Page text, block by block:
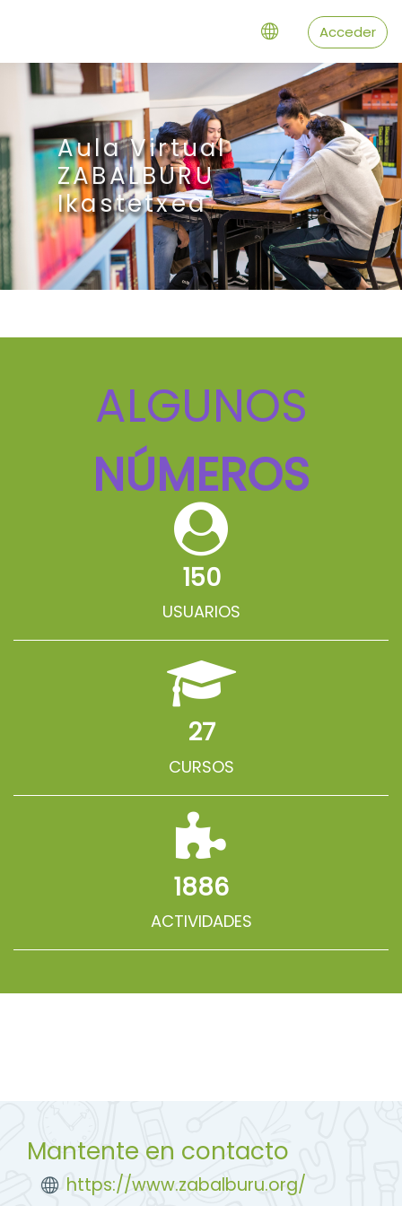
Acceder
Aula Virtual
ZABALBURU
Ikastetxea
ALGUNOS
NÚMEROS
150
USUARIOS
27
CURSOS
1886
ACTIVIDADES
Mantente en contacto
https://www.zabalburu.org/